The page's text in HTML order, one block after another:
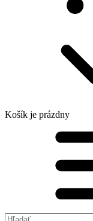
Košík je prázdny